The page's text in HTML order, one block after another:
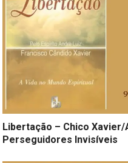
Libertação – Chico Xavier/
Perseguidores Invisíveis